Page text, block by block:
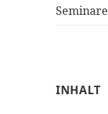
Seminare
INHALT